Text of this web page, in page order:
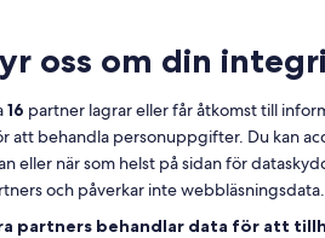
– ange
Datum
oss om din
16 partner lagrar eller får åtkomst till
att behandla personuppgifter. Du kan
eller när som helst på sidan för
och påverkar inte webbläsningsdata.
partners behandlar data för att